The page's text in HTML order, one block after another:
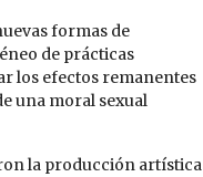
formas de
de prácticas
los efectos remanentes
una moral sexual
la producción artística